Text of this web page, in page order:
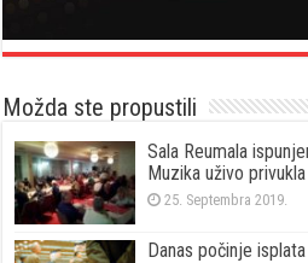
Možda ste propustili
Sala Reumala
Muzika uživo
25. Septembra 2019.
Danas počinje